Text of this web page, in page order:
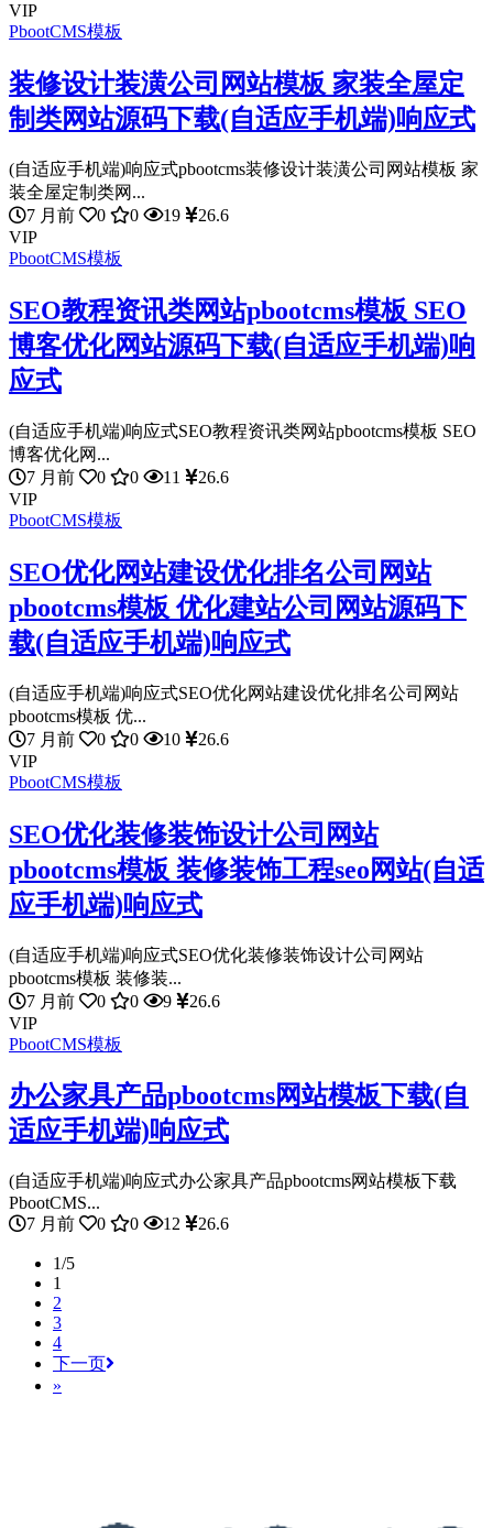
VIP
PbootCMS模板
装修设计装潢公司网站模板 家装全屋定
制类网站源码下载(自适应手机端)响应式
(自适应手机端)响应式pbootcms装修设计装潢公司网站模板 家
装全屋定制类网...
7 月前
0 0 19
26.6
VIP
PbootCMS模板
SEO教程资讯类网站pbootcms模板 SEO
博客优化网站源码下载(自适应手机端)响
应式
(自适应手机端)响应式SEO教程资讯类网站pbootcms模板 SEO
博客优化网...
7 月前
0 0 11
26.6
VIP
PbootCMS模板
SEO优化网站建设优化排名公司网站
pbootcms模板 优化建站公司网站源码下
载(自适应手机端)响应式
(自适应手机端)响应式SEO优化网站建设优化排名公司网站
pbootcms模板 优...
7 月前
0 0 10
26.6
VIP
PbootCMS模板
SEO优化装修装饰设计公司网站
pbootcms模板 装修装饰工程seo网站(自适
应手机端)响应式
(自适应手机端)响应式SEO优化装修装饰设计公司网站
pbootcms模板 装修装...
7 月前
0 0 9
26.6
VIP
PbootCMS模板
办公家具产品pbootcms网站模板下载(自
适应手机端)响应式
(自适应手机端)响应式办公家具产品pbootcms网站模板下载
PbootCMS...
7 月前
0 0 12 26.6
1/5
1
2
3
4
下一页
»